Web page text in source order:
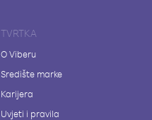
TVRTKA
O Viberu
Središte marke
Karijera
Uvjeti i pravila